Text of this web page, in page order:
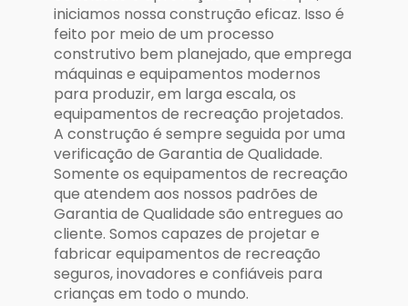
iniciamos nossa construção eficaz. Isso é
feito por meio de um processo
construtivo bem planejado, que emprega
máquinas e equipamentos modernos
para produzir, em larga escala, os
equipamentos de recreação projetados.
A construção é sempre seguida por uma
verificação de Garantia de Qualidade.
Somente os equipamentos de recreação
que atendem aos nossos padrões de
Garantia de Qualidade são entregues ao
cliente. Somos capazes de projetar e
fabricar equipamentos de recreação
seguros, inovadores e confiáveis para
crianças em todo o mundo.